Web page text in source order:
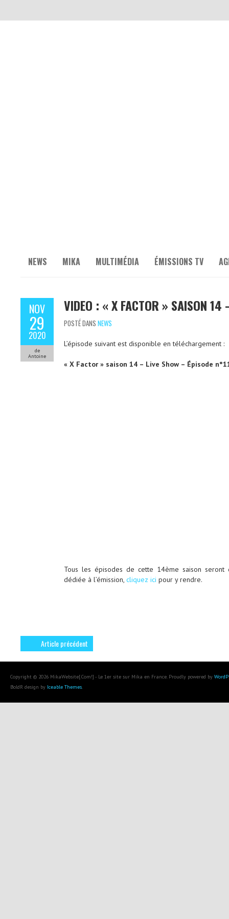
NEWS MIKA MULTIMÉDIA ÉMISSIONS TV
NOV
29
2020
de
Antoine
VIDEO : « X FACTOR » SAISON 14
POSTÉ DANS NEWS
L’épisode suivant est disponible en téléchargement :
« X Factor » saison 14 – Live Show – Épisode
Tous les épisodes de cette 14ème saison
dédiée à l’émission, cliquez ici pour y rendre.
Article précédent
Copyright © 2026 MikaWebsite[.Com!] - Le 1er site sur Mika en France. Proudly powered by
BoldR design by Iceable Themes.